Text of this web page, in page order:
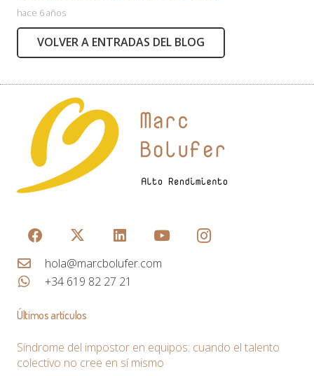
hace 6 años
VOLVER A ENTRADAS DEL BLOG
hola@marcbolufer.com
+34 619 82 27 21
Últimos artículos
Síndrome del impostor en equipos: cuando el talento
colectivo no cree en sí mismo